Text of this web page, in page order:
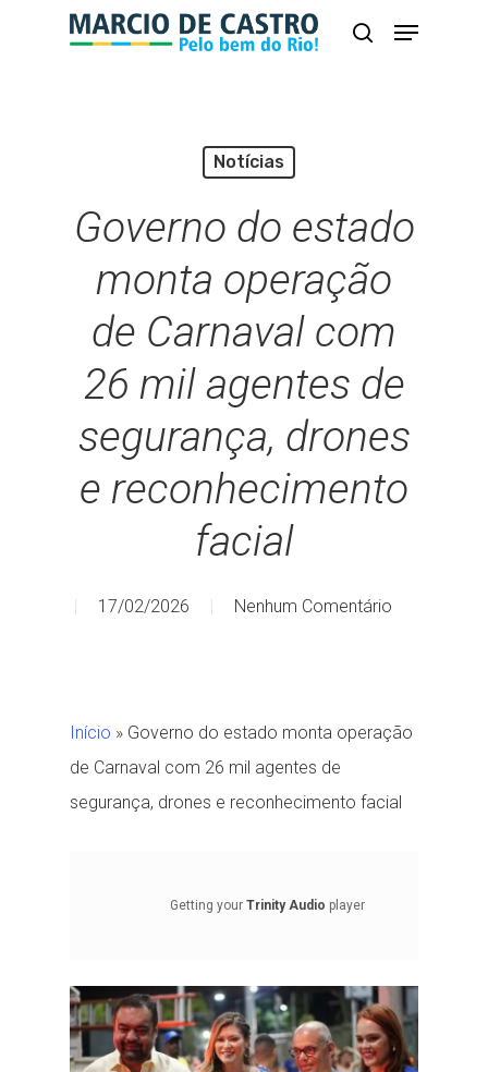
busca
Menu
Notícias
Governo do estado
monta operação
de Carnaval com
26 mil agentes de
segurança, drones
e reconhecimento
facial
17/02/2026 Nenhum Comentário
Início » Governo do estado monta operação
de Carnaval com 26 mil agentes de
segurança, drones e reconhecimento facial
Getting your Trinity Audio player
ready...